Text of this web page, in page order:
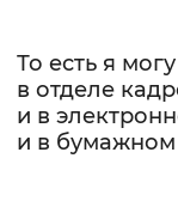
То есть я
в отделе
и в
и в бумажном